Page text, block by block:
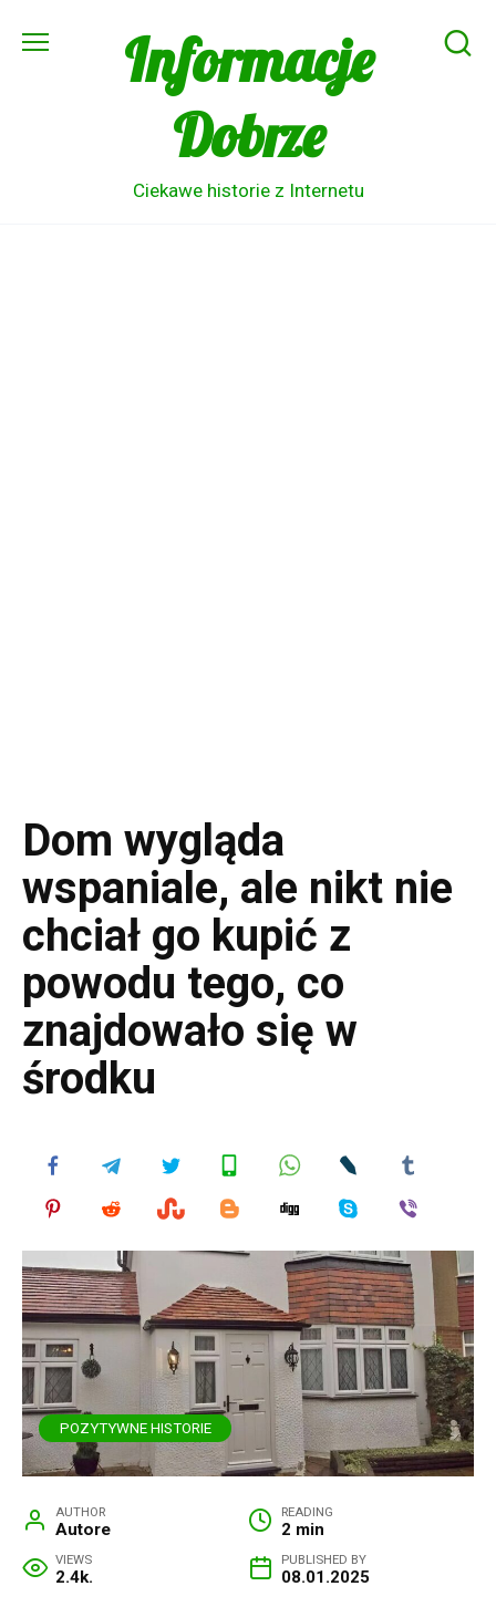
Informacje
Dobrze
Ciekawe historie z Internetu
Dom wygląda
wspaniale, ale nikt nie
chciał go kupić z
powodu tego, co
znajdowało się w
środku
POZYTYWNE HISTORIE
AUTHOR
Autore
READING
2 min
VIEWS
2.4k.
PUBLISHED BY
08.01.2025